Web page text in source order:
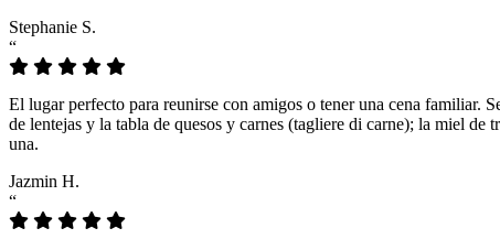
Stephanie S.
“
El lugar perfecto para reunirse con amigos o tener una cena familiar.
de lentejas y la tabla de quesos y carnes (tagliere di carne); la miel de
una.
Jazmin H.
“